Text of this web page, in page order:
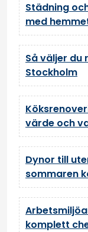
Städning
med
Så väljer
Stockholm
värde och
Dynor till
sommaren
komplett